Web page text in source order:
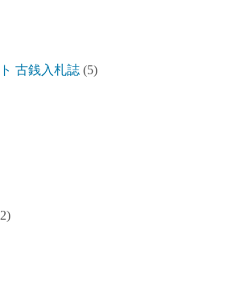
古銭入札誌 (5)